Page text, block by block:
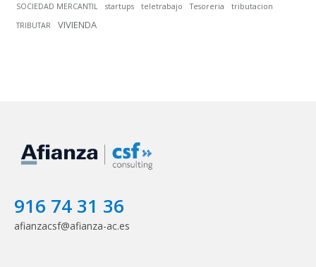
SOCIEDAD MERCANTIL startups teletrabajo Tesoreria
tributacion
TRIBUTAR
VIVIENDA
916 74 31 36
afianzacsf@afianza-ac.es